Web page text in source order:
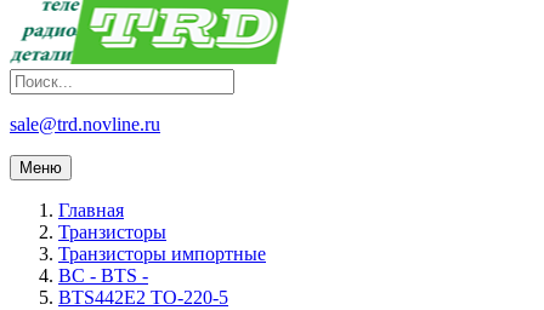
sale@trd.novline.ru
Меню
Главная
Транзисторы
Транзисторы импортные
BC - BTS -
BTS442E2 TO-220-5